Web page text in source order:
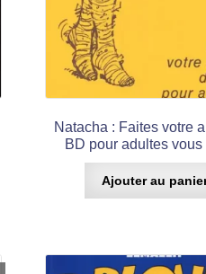
Natacha : Faites votre
BD pour adultes vous
Ajouter au